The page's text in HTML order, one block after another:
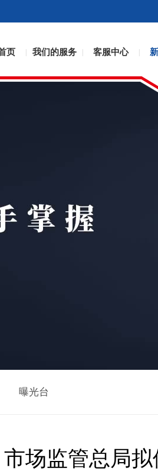
页 我们的服务 客服中心
曝光台
市场监管总局